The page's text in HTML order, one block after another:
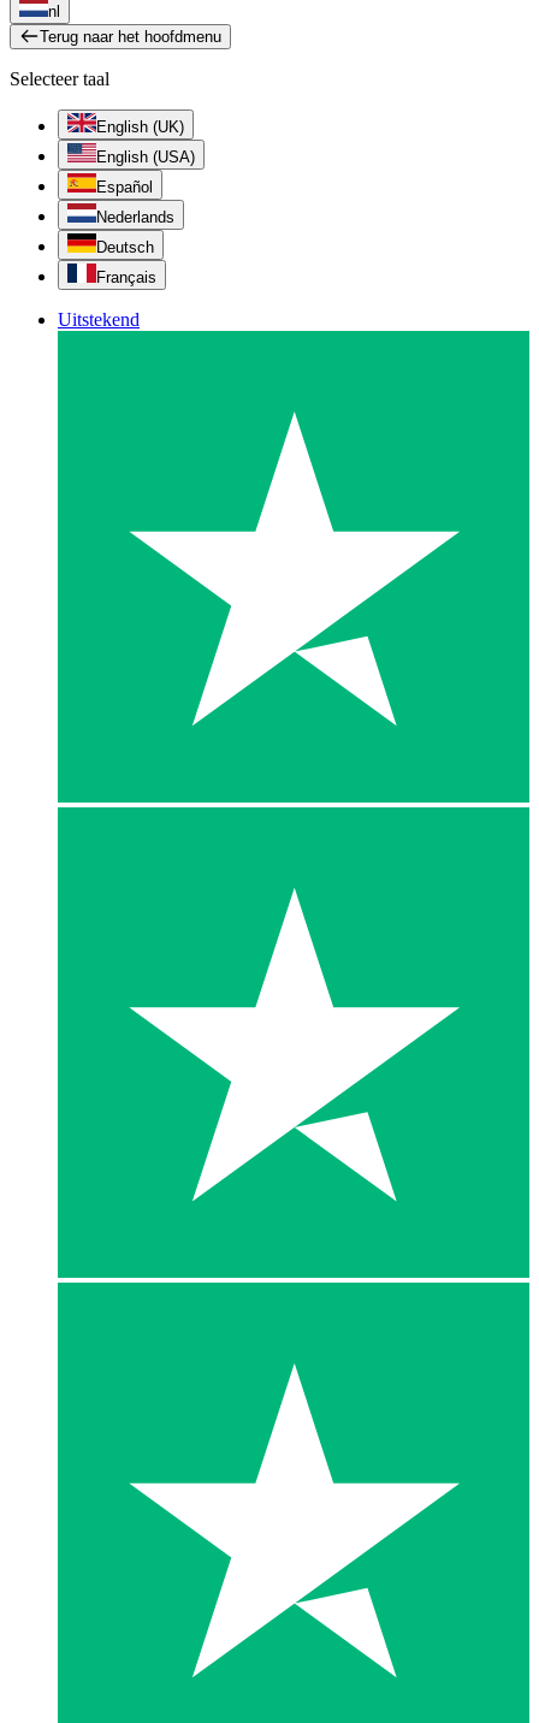
nl
Terug naar het hoofdmenu
Selecteer taal
English (UK)
English (USA)
Español
Nederlands
Deutsch
Français
Uitstekend